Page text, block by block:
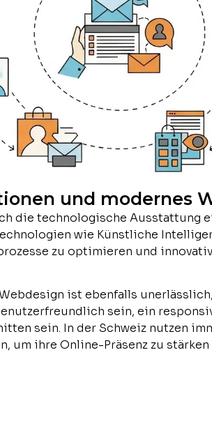
und modernes
die technologische Ausstattung
wie Künstliche
zu optimieren und
ist ebenfalls
sein, ein
sein. In der Schweiz nutzen
ihre Online-Präsenz zu